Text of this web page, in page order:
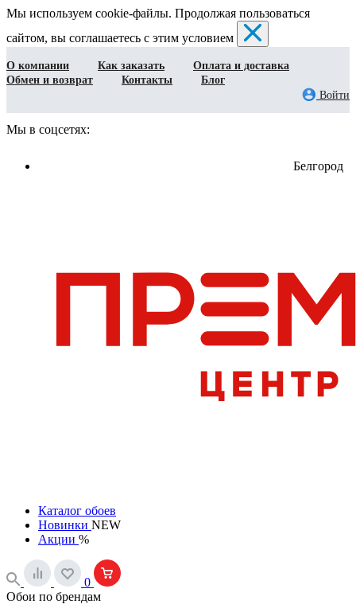
Мы используем cookie-файлы. Продолжая пользоваться
сайтом, вы соглашаетесь с этим условием
О компании Как заказать
Оплата и доставка
Обмен и возврат
Контакты
Блог
Войти
Мы в соцсетях:
Белгород
Каталог обоев
Новинки NEW
Акции %
0
Обои по брендам